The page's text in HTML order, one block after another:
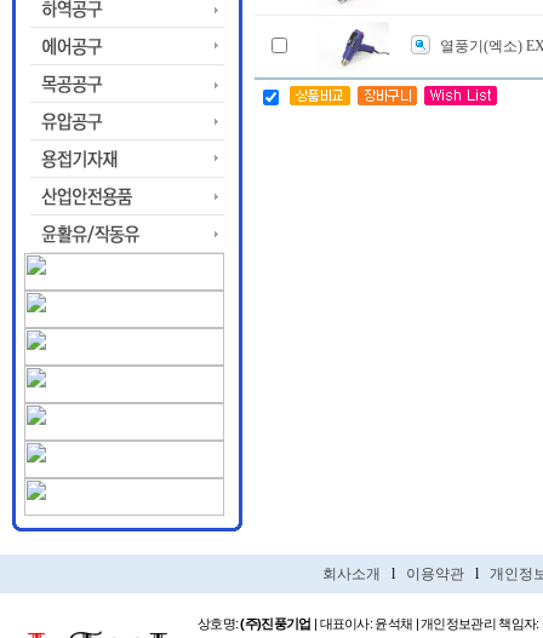
열풍기(엑소)
회사소개 l 이용약관 l 개인정
상호명:(주)진풍기업 | 대표이사: 윤석채 | 개인정보관리 책임자: